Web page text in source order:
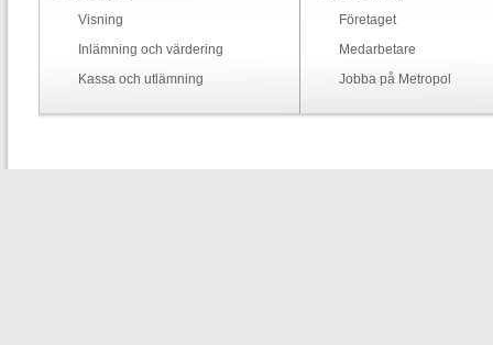
Visning
Inlämning och värdering
Kassa och utlämning
Företaget
Medarbetare
Jobba på Metropol